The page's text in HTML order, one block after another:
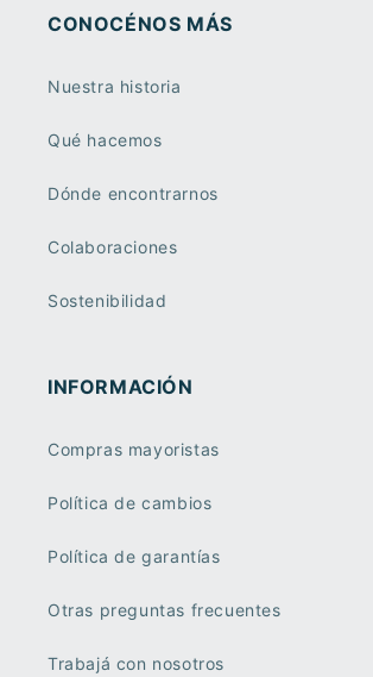
CONOCÉNOS MÁS
Nuestra historia
Qué hacemos
Dónde encontrarnos
Colaboraciones
Sostenibilidad
INFORMACIÓN
Compras mayoristas
Política de cambios
Política de garantías
Otras preguntas frecuentes
Trabajá con nosotros